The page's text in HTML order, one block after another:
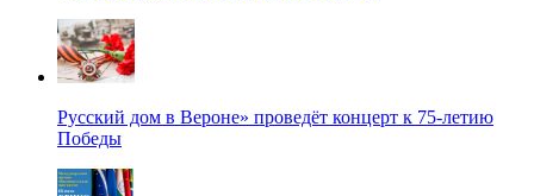
Русский дом в Вероне» проведёт концерт к 75-летию
Победы